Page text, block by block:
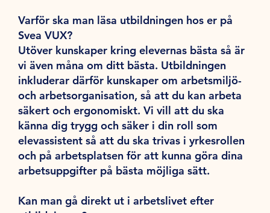
Varför ska man läsa utbildningen hos er på
Svea VUX?
Utöver kunskaper kring elevernas bästa så är
vi även måna om ditt bästa. Utbildningen
inkluderar därför kunskaper om arbetsmiljö-
och arbetsorganisation, så att du kan arbeta
säkert och ergonomiskt. Vi vill att du ska
känna dig trygg och säker i din roll som
elevassistent så att du ska trivas i yrkesrollen
och på arbetsplatsen för att kunna göra dina
arbetsuppgifter på bästa möjliga sätt.
Kan man gå direkt ut i arbetslivet efter